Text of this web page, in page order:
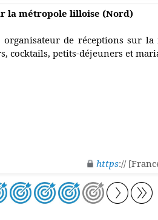
la métropole lilloise (Nord)
de réceptions sur
cocktails, petits-déjeuners et
https://